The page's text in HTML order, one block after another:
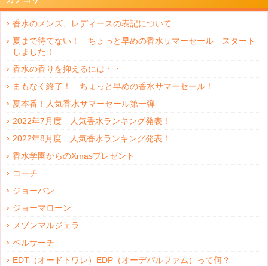
香水のメンズ、レディースの表記について
夏まで待てない！ ちょっと早めの香水サマーセール スタート
しました！
香水の香りを抑えるには・・
まもなく終了！ ちょっと早めの香水サマーセール！
夏本番！人気香水サマーセール第一弾
2022年7月度 人気香水ランキング発表！
2022年8月度 人気香水ランキング発表！
香水学園からのXmasプレゼント
コーチ
ジョーバン
ジョーマローン
メゾンマルジェラ
ベルサーチ
EDT（オードトワレ）EDP（オーデパルファム）って何？